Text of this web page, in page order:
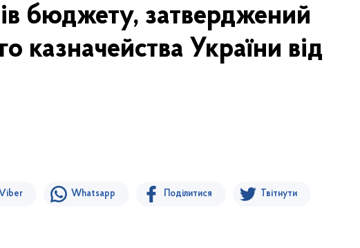
бюджету, затверджений
казначейства України від
Viber Whatsapp Поділитися Твітнути